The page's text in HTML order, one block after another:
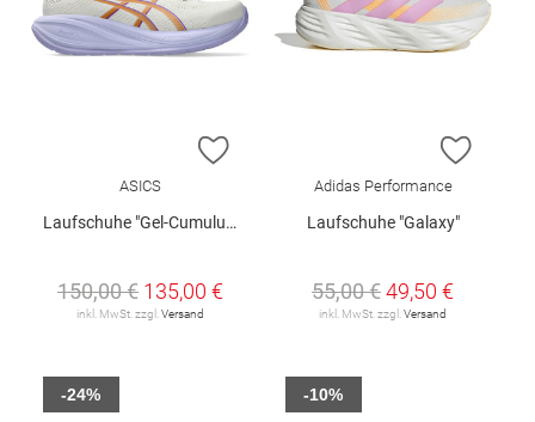
ZUR WUNSCHLISTE HINZUFÜGEN
ASICS
Laufschuhe "Gel-Cumulus 28"
150,00 € 135,00 €
inkl. MwSt. zzgl. Versand
ZUR
Adidas Performance
Laufschuhe "Galaxy"
55,00 €49,50 €
inkl. MwSt. zzgl. Versand
-24% -10%